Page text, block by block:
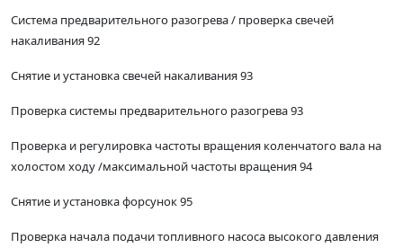
Система предварительного разогрева / проверка свечей
накаливания 92
Снятие и установка свечей накаливания 93
Проверка системы предварительного разогрева 93
Проверка и регулировка частоты вращения коленчатого вала на
холостом ходу /максимальной частоты вращения 94
Снятие и установка форсунок 95
Проверка начала подачи топливного насоса высокого давления